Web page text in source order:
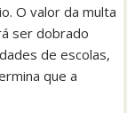
O valor da multa
ser dobrado
de escolas,
que a